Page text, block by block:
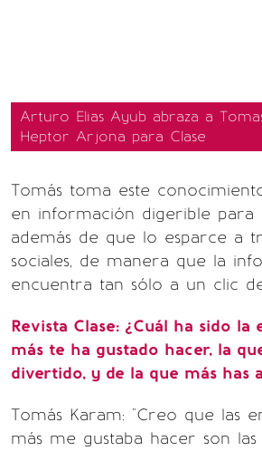
Arturo Elias Ayub abraza a
Heptor Arjona para Clase
Tomás toma este
en información digerible para
además de que lo esparce a
sociales, de manera que la
encuentra tan sólo a un clic
Revista Clase: ¿Cuál ha sido la
más te ha gustado hacer, la
divertido, y de la que más has
Tomás Karam: "Creo que las
más me gustaba hacer son